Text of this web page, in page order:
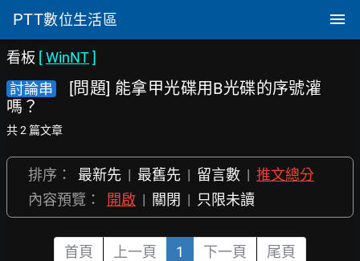
PTT數位生活區
看板 [WinNT]
討論串
[問題] 能拿甲光碟用B光碟的序號灌
嗎？
共 2 篇文章
排序： 最新先 | 最舊先 | 留言數 | 推文總分
內容預覽：
開啟 | 關閉 | 只限未讀
首頁 上一頁 1 下一頁 尾頁